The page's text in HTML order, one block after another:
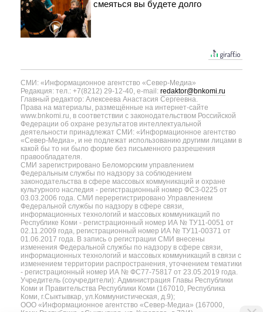
смеяться вы будете долго
СМИ: «Информационное агентство «Север-Медиа»
Редакция: тел.: +7(8212) 29-12-40, e-mail: redaktor@bnkomi.ru
Главный редактор: Алексеева Анастасия Сергеевна.
Права на материалы, размещённые на интернет-сайте
www.bnkomi.ru, в соответствии с законодательством Российской
Федерации об охране результатов интеллектуальной
деятельности принадлежат СМИ: «Информационное агентство
«Север-Медиа», и не подлежат использованию другими лицами в
какой бы то ни было форме без письменного разрешения
правообладателя.
СМИ зарегистрировано Беломорским управлением
Федеральным службы по надзору за соблюдением
законодательства в сфере массовых коммуникаций и охране
культурного наследия - регистрационный номер ФС3-0225 от
03.03.2006 года. СМИ перерегистрировано Управлением
Федеральной службы по надзору в сфере связи,
информационных технологий и массовых коммуникаций по
Республике Коми - регистрационный номер ИА № ТУ11-0051 от
02.11.2009 года, регистрационный номер ИА № ТУ11-00371 от
01.06.2017 года. В запись о регистрации СМИ внесены
изменения Федеральной службы по надзору в сфере связи,
информационных технологий и массовых коммуникаций в связи с
изменением территории распространения, уточнением тематики
- регистрационный номер ИА № ФС77-75817 от 23.05.2019 года.
Учредитель (соучредители): Администрация Главы Республики
Коми и Правительства Республики Коми (167010, Республика
Коми, г.Сыктывкар, ул.Коммунистическая, д.9);
ООО «Информационное агентство «Север-Медиа» (167000,